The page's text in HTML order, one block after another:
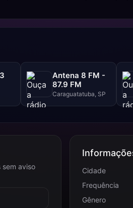
Antena 8 FM -
87.9 FM
Caraguatatuba, SP
aviso
Cidade
Frequência
Gênero